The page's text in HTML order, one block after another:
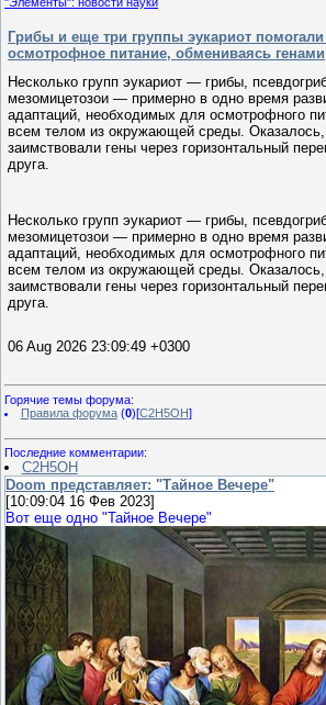
Грибы и еще три группы эукариот помогали
осмотрофное питание, обмениваясь генами
Несколько групп эукариот — грибы,
мезомицетозои — примерно в одно время
адаптаций, необходимых для осмотрофного
всем телом из окружающей среды. Оказалось,
заимствовали гены через горизонтальный
друга.
Несколько групп эукариот — грибы,
мезомицетозои — примерно в одно время
адаптаций, необходимых для осмотрофного
всем телом из окружающей среды. Оказалось,
заимствовали гены через горизонтальный
друга.
06 Aug 2026 23:09:49 +0300
Горячие темы форума:
Правила форума (0)[C2H5OH]
Последние комментарии:
C2H5OH
Doom представляет: "Тайное Вечере"
[10:09:04 16 Фев 2023]
Вот еще одно "Тайное Вечере"